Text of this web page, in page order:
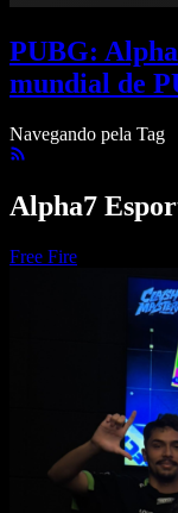
PUBG:
mundial de
Navegando pela Tag
Alpha7
Free Fire